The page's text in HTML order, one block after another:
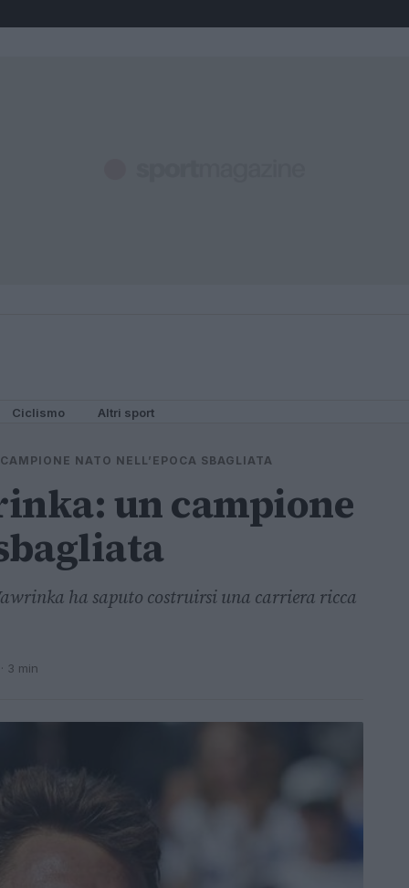
Ciclismo Altri sport
NATO NELL’EPOCA SBAGLIATA
un campione
ha saputo costruirsi una carriera ricca
· 3 min